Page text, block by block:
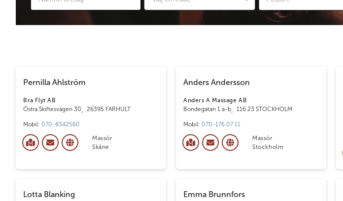
Pernilla Ahlström
Bra Flyt AB
Östra Skiftesvägen 30, 26395 FARHULT
Mobil: 070-8342560
Massör
Skåne
Anders Andersson
Anders A Massage AB
Bondegatan 1 a-b, 116 23 STOCKHOLM
Mobil: 070-176 07 11
Massör
Stockholm
Lotta Blanking Emma Brunnfors